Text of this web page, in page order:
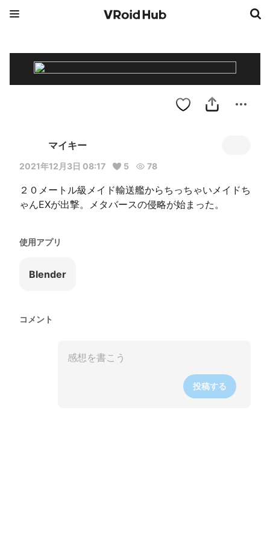
マイキー
2021年12月3日 08:17 5 78
２０メートル級メイド輸送艦からちっちゃいメイドち
ゃんEXが出撃。メタバースの侵略が始まった。
使用アプリ
Blender
コメント
投稿する